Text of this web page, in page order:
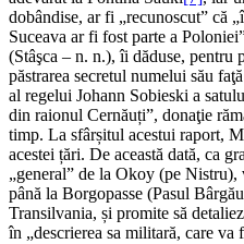
dobândise, ar fi „recunoscut” că
Suceava ar fi fost parte a
(Stâşca – n. n.), îi dăduse, pentru
păstrarea secretul numelui său
al regelui Johann Sobieski a
din raionul Cernăuți”, donaţie
timp. La sfârșitul acestui raport,
acestei țări. De această dată, ca
„general” de la Okoy (pe
până la Borgopasse (Pasul
Transilvania, și promite să
în „descrierea sa militară, care va